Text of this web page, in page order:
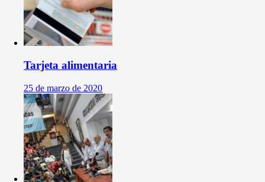
Tarjeta alimentaria
25 de marzo de 2020